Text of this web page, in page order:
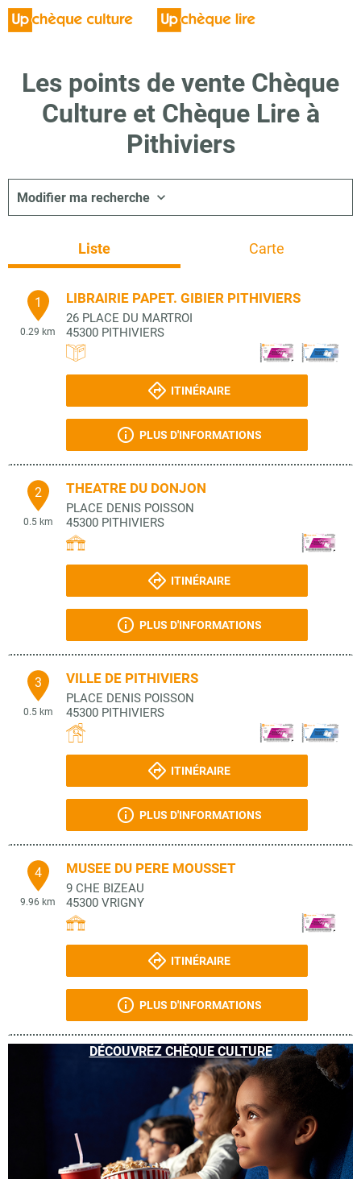
Les points de vente Chèque
Culture et Chèque Lire à
Pithiviers
Modifier ma recherche
Liste Carte
1
0.29 km
LIBRAIRIE PAPET. GIBIER PITHIVIERS
26 PLACE DU MARTROI
45300 PITHIVIERS
ITINÉRAIRE
PLUS D'INFORMATIONS
2
0.5 km
THEATRE DU DONJON
PLACE DENIS POISSON
45300 PITHIVIERS
ITINÉRAIRE
PLUS D'INFORMATIONS
3
0.5 km
VILLE DE PITHIVIERS
PLACE DENIS POISSON
45300 PITHIVIERS
ITINÉRAIRE
PLUS D'INFORMATIONS
4
9.96 km
MUSEE DU PERE MOUSSET
9 CHE BIZEAU
45300 VRIGNY
ITINÉRAIRE
PLUS D'INFORMATIONS
DÉCOUVREZ CHÈQUE CULTURE